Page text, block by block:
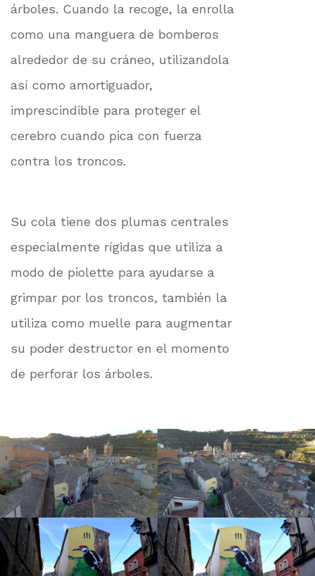
árboles. Cuando la recoge, la enrolla
como una manguera de bomberos
alrededor de su cráneo, utilizandola
así como amortiguador,
imprescindible para proteger el
cerebro cuando pica con fuerza
contra los troncos.
Su cola tiene dos plumas centrales
especialmente rígidas que utiliza a
modo de piolette para ayudarse a
grimpar por los troncos, también la
utiliza como muelle para augmentar
su poder destructor en el momento
de perforar los árboles.